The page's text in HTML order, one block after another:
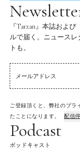
『Tarzan』本誌およ
ルで届く。ニュース
トも。
ご登録頂くと、弊社のプラ
たことになります。
配信
Podcast
ポッドキャスト